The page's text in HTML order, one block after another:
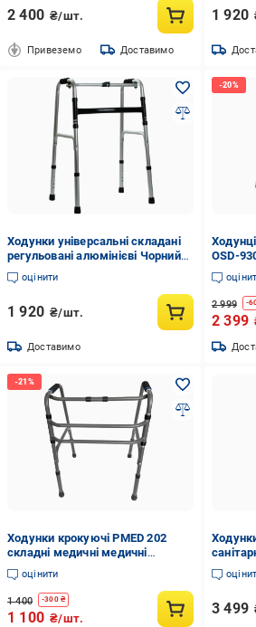
2 400 ₴/шт.
Привеземо Доставимо
1 920
Ходунки універсальні складані
регульовані алюмінієві Чорний
(OSD-EY-913)
оцінити
1 920 ₴/шт.
Доставимо
OSD-
2 999 -
2 399
Ходунки крокуючі PMED 202
складні медичні медичні
регульовані
оцінити
1 400 -300₴
1 100 ₴/шт.
3 499